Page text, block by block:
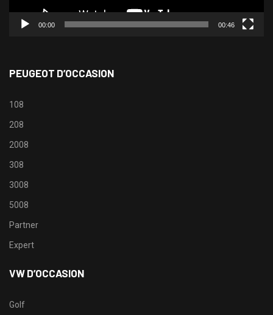
00:00 00:46
PEUGEOT D’OCCASION
108
208
2008
308
3008
5008
Partner
Expert
VW D’OCCASION
Golf